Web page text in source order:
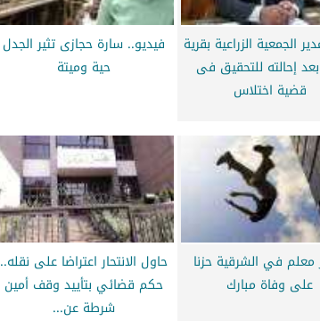
الجمعية الزراعية بقرية
إحالته للتحقيق فى
قضية اختلاس
فيديو.. سارة حجازى تثير الجدل
حية وميتة
معلم في الشرقية حزنا
على وفاة مبارك
حاول الانتحار اعتراضا على نقله..
حكم قضائي بتأييد وقف أمين
شرطة عن...